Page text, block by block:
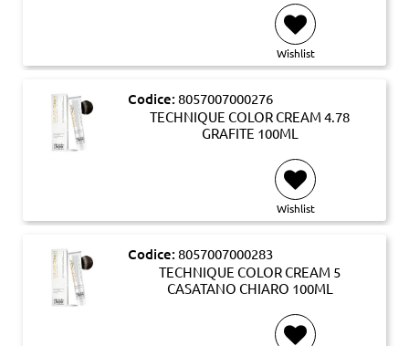
Wishlist
Codice: 8057007000276
TECHNIQUE COLOR CREAM 4.78
GRAFITE 100ML
Wishlist
Codice: 8057007000283
TECHNIQUE COLOR CREAM 5
CASATANO CHIARO 100ML